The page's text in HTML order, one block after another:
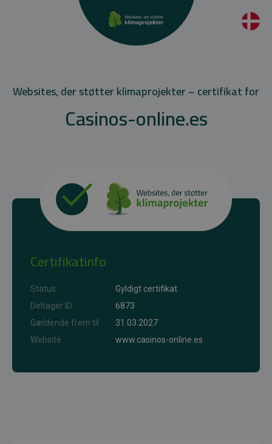
Websites, der støtter klimaprojekter – certifikat for
Casinos-online.es
Certifikatinfo
Status
Gyldigt certifikat
Deltager ID
6873
Gældende frem til
31.03.2027
Website
www.casinos-online.es